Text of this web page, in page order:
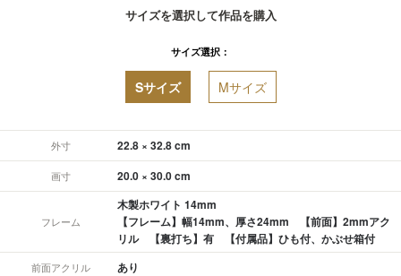
サイズを選択して作品を購入
サイズ選択：
Sサイズ Mサイズ
外寸 22.8 × 32.8 cm
画寸 20.0 × 30.0 cm
フレーム
木製ホワイト 14mm
【フレーム】幅14mm、厚さ24mm 【前面】2mmアク
リル 【裏打ち】有 【付属品】ひも付、かぶせ箱付
前面アクリル あり